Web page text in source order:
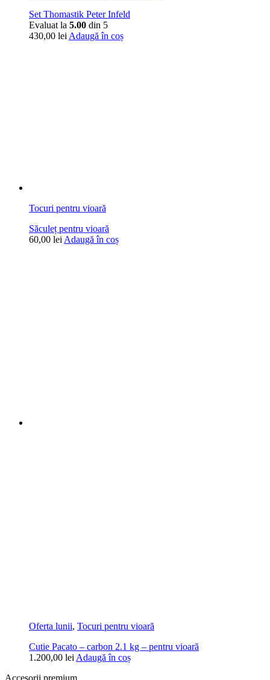
Set Thomastik Peter Infeld
Evaluat la 5.00 din 5
430,00 lei Adaugă în coș
Tocuri pentru vioară
Săculeț pentru vioară
60,00 lei Adaugă în coș
Oferta lunii, Tocuri pentru vioară
Cutie Pacato – carbon 2.1 kg – pentru vioară
1.200,00 lei Adaugă în coș
Accesorii premium